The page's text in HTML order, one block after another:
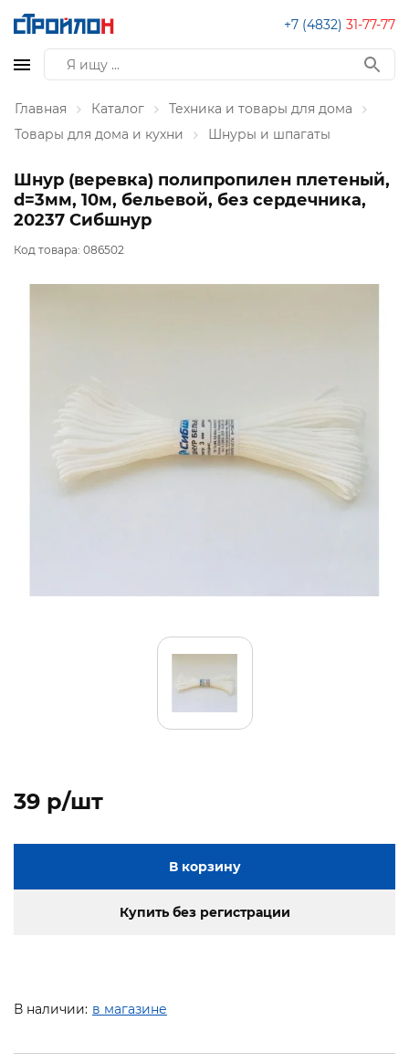
+7 (4832) 31-77-77
Главная Каталог
Техника и товары для дома
Товары для дома и кухни
Шнуры и шпагаты
Шнур (веревка) полипропилен плетеный,
d=3мм, 10м, бельевой, без сердечника,
20237 Сибшнур
Код товара: 086502
39 p/шт
В корзину
Купить без регистрации
В наличии: в магазине